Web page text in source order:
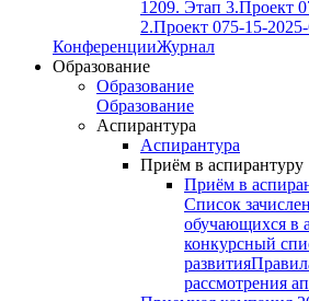
1209. Этап 3.Проект
2.Проект 075-15-
КонференцииЖурнал
Образование
Образование
Образование
Аспирантура
Аспирантура
Приём в аспирантуру
Приём в
Список
обучающихся в
конкурсный
развития
рассмотрения